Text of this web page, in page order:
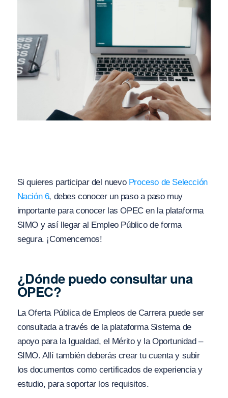
Si quieres participar del nuevo Proceso de Selección
Nación 6, debes conocer un paso a paso muy
importante para conocer las OPEC en la plataforma
SIMO y así llegar al Empleo Público de forma
segura. ¡Comencemos!
¿Dónde puedo consultar una
OPEC?
La Oferta Pública de Empleos de Carrera puede ser
consultada a través de la plataforma Sistema de
apoyo para la Igualdad, el Mérito y la Oportunidad –
SIMO. Allí también deberás crear tu cuenta y subir
los documentos como certificados de experiencia y
estudio, para soportar los requisitos.